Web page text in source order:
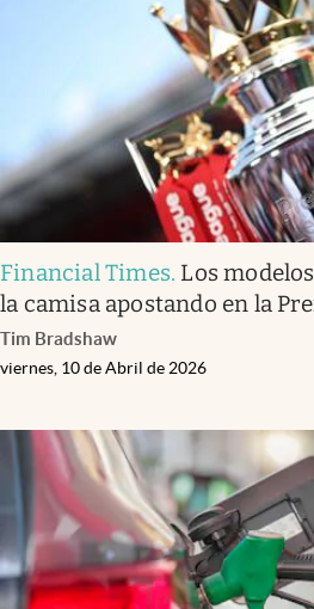
Financial Times. Los
la camisa apostando en la
Tim Bradshaw
viernes, 10 de Abril de 2026